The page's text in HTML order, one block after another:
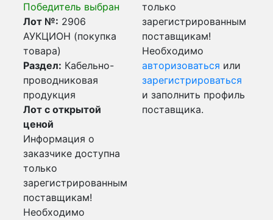
Победитель выбран
Лот №: 2906
АУКЦИОН (покупка
товара)
Раздел: Кабельно-
проводниковая
продукция
Лот с открытой
ценой
Информация о
заказчике доступна
только
зарегистрированным
поставщикам!
Необходимо
только
зарегистрированным
поставщикам!
Необходимо
авторизоваться или
зарегистрироваться
и заполнить профиль
поставщика.